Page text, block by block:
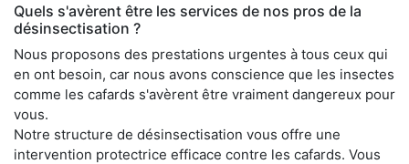
Quels s'avèrent être les services de nos pros de la
désinsectisation ?
Nous proposons des prestations urgentes à tous ceux qui
en ont besoin, car nous avons conscience que les insectes
comme les cafards s'avèrent être vraiment dangereux pour
vous.
Notre structure de désinsectisation vous offre une
intervention protectrice efficace contre les cafards. Vous